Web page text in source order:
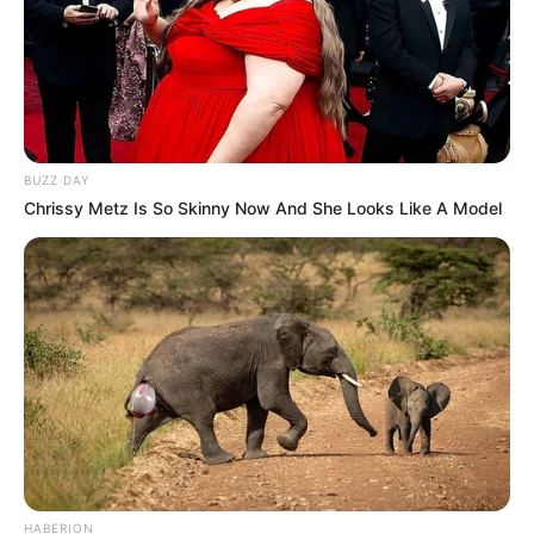
— Soha nem akartalak bántani.
A nő ekkor hirtelen hisztérikus nevetésben tört ki. Az addigi
tökéletes, kifinomult arca teljesen eltorzult. A vendégek
rémülten figyelték, ahogy elveszíti az önuralmát.
BUZZ DAY
Chrissy Metz Is So Skinny Now And She Looks Like A Model
HABERION